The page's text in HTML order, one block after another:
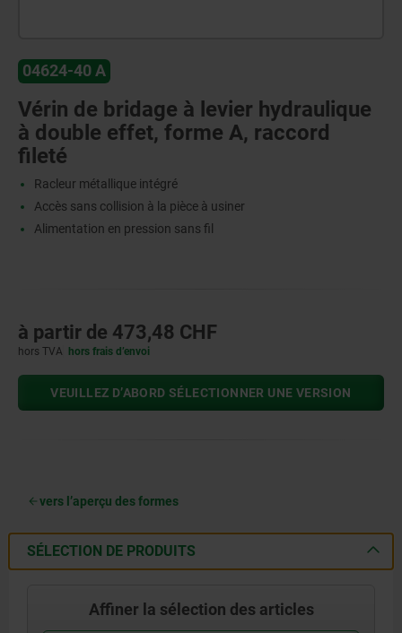
04624-40 A
Vérin de bridage à levier hydraulique
à double effet, forme A, raccord
fileté
Racleur métallique intégré
Accès sans collision à la pièce à usiner
Alimentation en pression sans fil
à partir de 473,48 CHF
hors TVA hors frais d’envoi
VEUILLEZ D’ABORD SÉLECTIONNER UNE VERSION
vers l’aperçu des formes
SÉLECTION DE PRODUITS
Affiner la sélection des articles